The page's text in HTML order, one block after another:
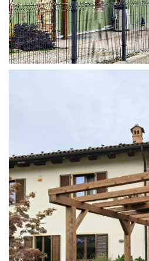
STRUTTURA ADDOSSATA IN